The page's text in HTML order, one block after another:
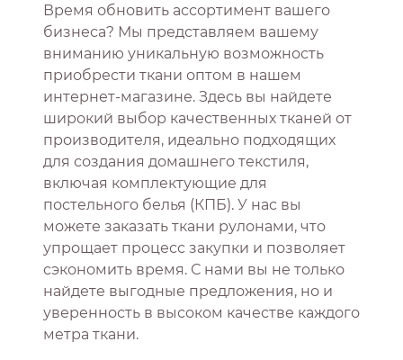
Время обновить ассортимент вашего
бизнеса? Мы представляем вашему
вниманию уникальную возможность
приобрести ткани оптом в нашем
интернет-магазине. Здесь вы найдете
широкий выбор качественных тканей от
производителя, идеально подходящих
для создания домашнего текстиля,
включая комплектующие для
постельного белья (КПБ). У нас вы
можете заказать ткани рулонами, что
упрощает процесс закупки и позволяет
сэкономить время. С нами вы не только
найдете выгодные предложения, но и
уверенность в высоком качестве каждого
метра ткани.